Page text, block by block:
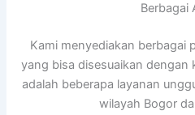
Berbagai
Kami menyediakan berbagai
yang bisa disesuaikan dengan
adalah beberapa layanan
wilayah Bogor